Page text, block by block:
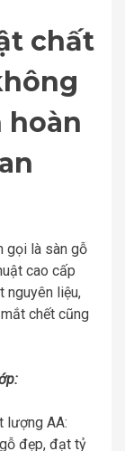
chất
hoàn
gọi là sàn gỗ
cao cấp
nguyên liệu,
chết cũng
lượng AA:
đẹp, đạt tỷ